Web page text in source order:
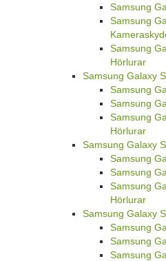
Samsung
Samsung
Samsung
Hörlurar
Samsung Galaxy
Samsung
Samsung
Samsung
Hörlurar
Samsung Galaxy
Samsung
Samsung
Samsung
Hörlurar
Samsung Galaxy
Samsung
Samsung
Samsung